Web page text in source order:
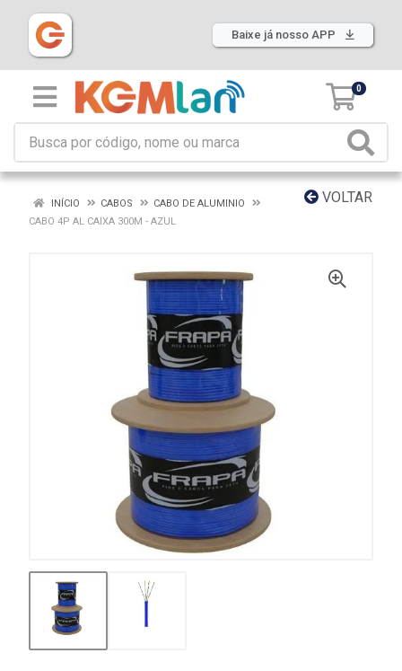
Baixe já nosso APP
0
VOLTAR
INÍCIO CABOS
CABO DE ALUMINIO
CABO 4P AL CAIXA 300M - AZUL